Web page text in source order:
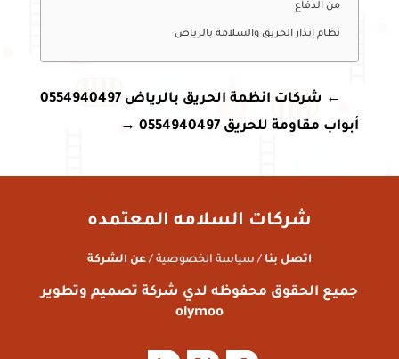
من الدفاع
نظام إنذار الحريق والسلامة بالرياض
← شركات انظمة الحريق بالرياض 0554940497
أبواب مقاومة للحريق 0554940497
→
شركات السلامه المعتمده
اتصل بنا / سياسة الخصوصية / عن الشركة
جميع الحقوق محفوظه لدي شركة تصميم وتطوير
olymoo